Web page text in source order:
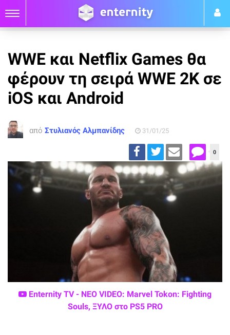
WWE και Netflix Games θα
φέρουν τη σειρά WWE 2K σε
iOS και Android
από Στυλιανός Αλμπανίδης 31/01/25
0
Enternity TV - ΝΕΟ VIDEO: Marvel Tokon: Fighting
Souls, ΞΥΛΟ στο PS5 PRO